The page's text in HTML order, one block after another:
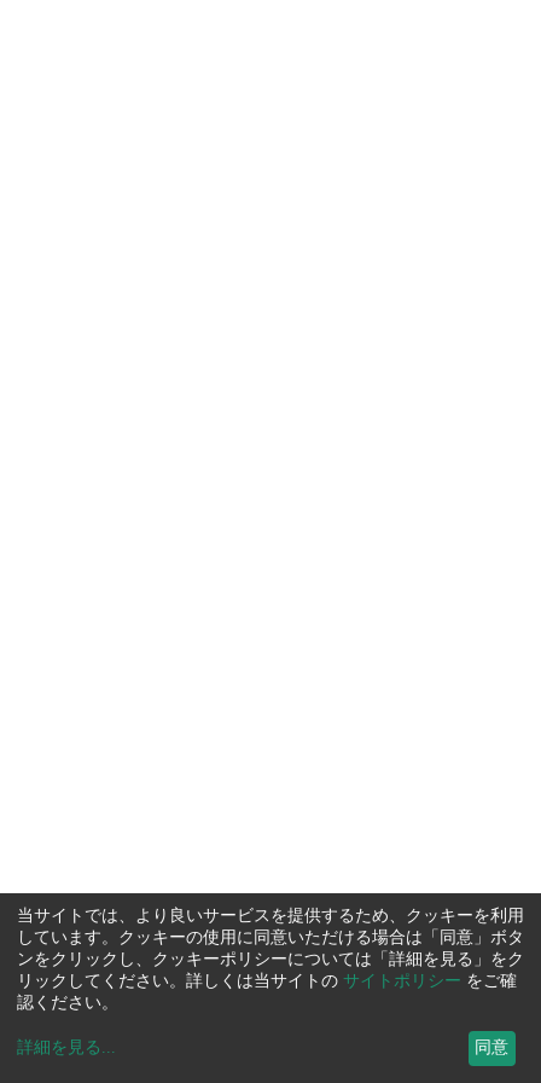
当サイトでは、より良いサービスを提供するため、クッキーを利用
しています。クッキーの使用に同意いただける場合は「同意」ボタ
ンをクリックし、クッキーポリシーについては「詳細を見る」をク
リックしてください。詳しくは当サイトの サイトポリシー をご確
認ください。
詳細を見る ... 同意